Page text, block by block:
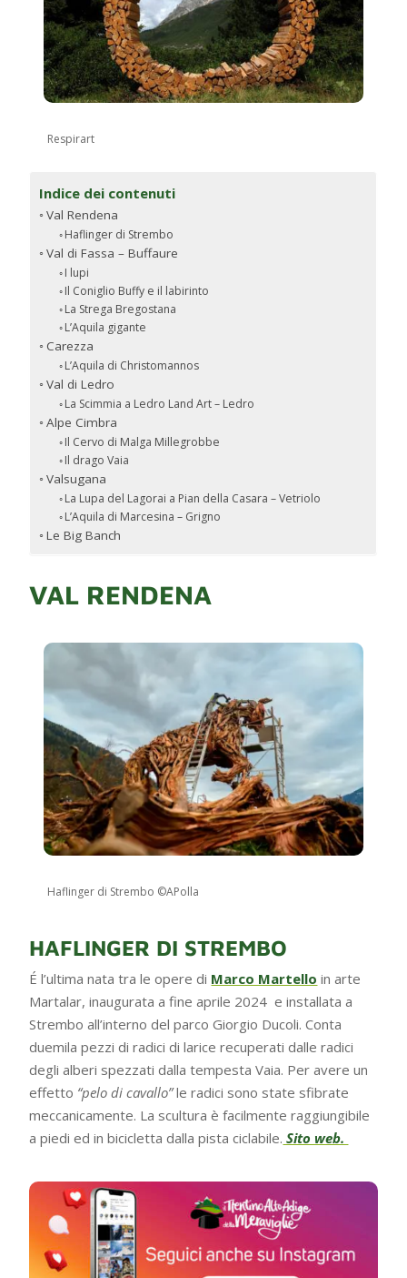
Respirart
Indice dei contenuti
Val Rendena
Haflinger di Strembo
Val di Fassa – Buffaure
I lupi
Il Coniglio Buffy e il labirinto
La Strega Bregostana
L’Aquila gigante
Carezza
L’Aquila di Christomannos
Val di Ledro
La Scimmia a Ledro Land Art – Ledro
Alpe Cimbra
Il Cervo di Malga Millegrobbe
Il drago Vaia
Valsugana
La Lupa del Lagorai a Pian della Casara – Vetriolo
L’Aquila di Marcesina – Grigno
Le Big Banch
VAL RENDENA
Haflinger di Strembo ©APolla
HAFLINGER DI STREMBO
É l’ultima nata tra le opere di Marco Martello in arte
Martalar, inaugurata a fine aprile 2024 e installata a
Strembo all’interno del parco Giorgio Ducoli. Conta
duemila pezzi di radici di larice recuperati dalle radici
degli alberi spezzati dalla tempesta Vaia. Per avere un
effetto “pelo di cavallo”le radici sono state sfibrate
meccanicamente. La scultura è facilmente raggiungibile
a piedi ed in bicicletta dalla pista ciclabile. Sito web.